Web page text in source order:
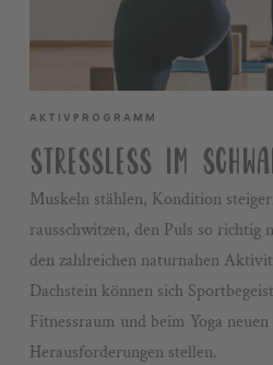
AKTIVPROGRAMM
STRESSLESS IM
Muskeln stählen, Kondition
rausschwitzen, den Puls so richtig
den zahlreichen naturnahen
Dachstein können sich
Fitnessraum und beim Yoga
Herausforderungen stellen.